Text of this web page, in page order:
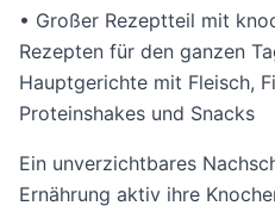
• Großer Rezeptteil mit
Rezepten für den ganzen
Hauptgerichte mit Fleisch,
Proteinshakes und Snacks
Ein unverzichtbares
Ernährung aktiv ihre